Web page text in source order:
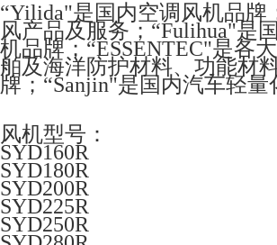
“Yilida"是国内空调风机品牌
风产品及服务；“Fulihua"是
机品牌；“ESSENTEC"是各
舶及海洋防护材料、功能材
牌；“Sanjin"是国内汽车轻
风机型号：
SYD160R
SYD180R
SYD200R
SYD225R
SYD250R